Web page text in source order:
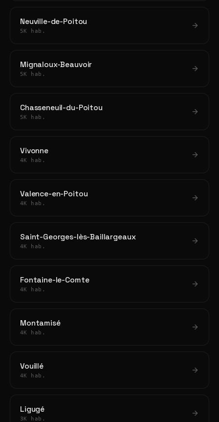
Neuville-de-Poitou
5K hab.
Mignaloux-Beauvoir
5K hab.
Chasseneuil-du-Poitou
5K hab.
Vivonne
4K hab.
Valence-en-Poitou
4K hab.
Saint-Georges-lès-Baillargeaux
4K hab.
Fontaine-le-Comte
4K hab.
Montamisé
4K hab.
Vouillé
4K hab.
Ligugé
3K hab.